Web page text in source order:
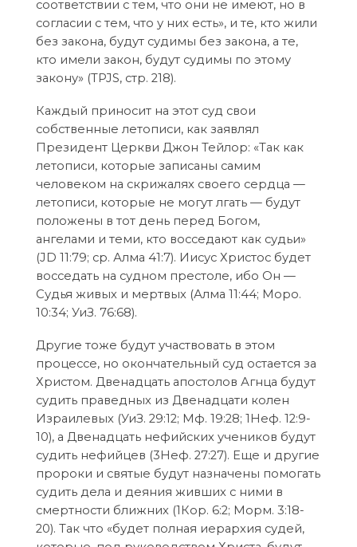
соответствии с тем, что они не имеют, но в
согласии с тем, что у них есть», и те, кто жили
без закона, будут судимы без закона, а те,
кто имели закон, будут судимы по этому
закону» (TPJS, стр. 218).
Каждый приносит на этот суд свои
собственные летописи, как заявлял
Президент Церкви Джон Тейлор: «Так как
летописи, которые записаны самим
человеком на скрижалях своего сердца —
летописи, которые не могут лгать — будут
положены в тот день перед Богом,
ангелами и теми, кто восседают как судьи»
(JD 11:79; ср. Алма 41:7). Иисус Христос будет
восседать на судном престоле, ибо Он —
Судья живых и мертвых (Алма 11:44; Моро.
10:34; УиЗ. 76:68).
Другие тоже будут участвовать в этом
процессе, но окончательный суд остается за
Христом. Двенадцать апостолов Агнца будут
судить праведных из Двенадцати колен
Израилевых (УиЗ. 29:12; Мф. 19:28; 1Неф. 12:9-
10), а Двенадцать нефийских учеников будут
судить нефийцев (3Неф. 27:27). Еще и другие
пророки и святые будут назначены помогать
судить дела и деяния живших с ними в
смертности ближних (1Кор. 6:2; Морм. 3:18-
20). Так что «будет полная иерархия судей,